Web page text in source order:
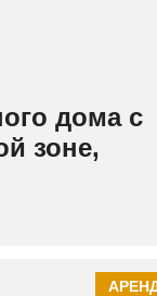
дома с
зоне,